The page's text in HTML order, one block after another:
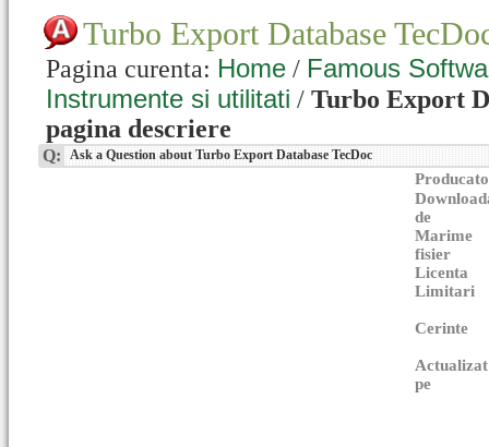
Turbo Export Database
Pagina curenta: Home / Famous
Instrumente si utilitati / Turbo Export
pagina descriere
Q: Ask a Question about Turbo Export Database TecDoc
de
Marime
fisier
Licenta
Limitari
Cerinte
Actualizat
pe